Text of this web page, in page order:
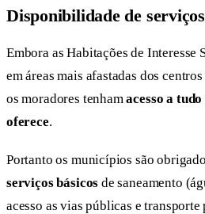
Disponibilidade de
Embora as Habitações de Interesse
em áreas mais afastadas dos
os moradores tenhamacesso a
oferece.
Portanto os municípios são
serviços básicos de saneamento
acesso as vias públicas e